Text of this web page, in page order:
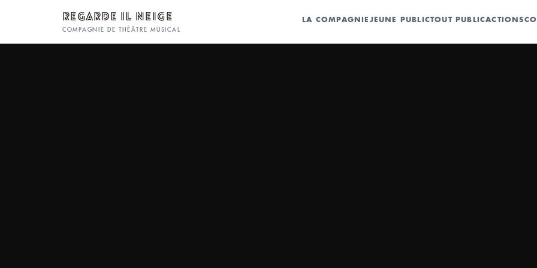
REGARDE IL NEIGE
COMPAGNIE DE THÉÂTRE MUSICAL
LA COMPAGNIE JEUNE PUBLICTOUT PUBLICACTIONS